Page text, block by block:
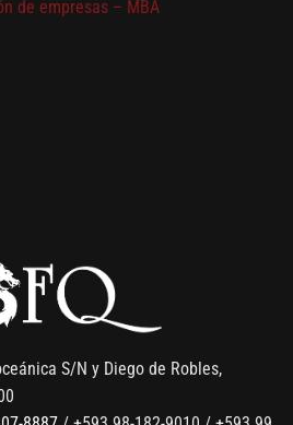
S/N y Diego de Robles,